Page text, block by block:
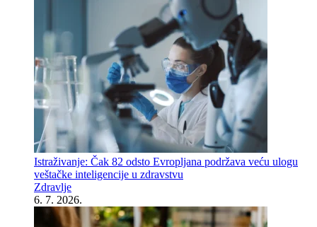
Istraživanje: Čak 82 odsto Evropljana podržava veću ulogu
veštačke inteligencije u zdravstvu
Zdravlje
6. 7. 2026.